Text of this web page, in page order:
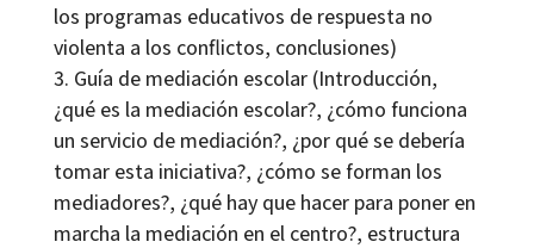
los programas educativos de respuesta no
violenta a los conflictos, conclusiones)
Guía de mediación escolar (Introducción,
¿qué es la mediación escolar?, ¿cómo funciona
un servicio de mediación?, ¿por qué se debería
tomar esta iniciativa?, ¿cómo se forman los
mediadores?, ¿qué hay que hacer para poner en
marcha la mediación en el centro?, estructura